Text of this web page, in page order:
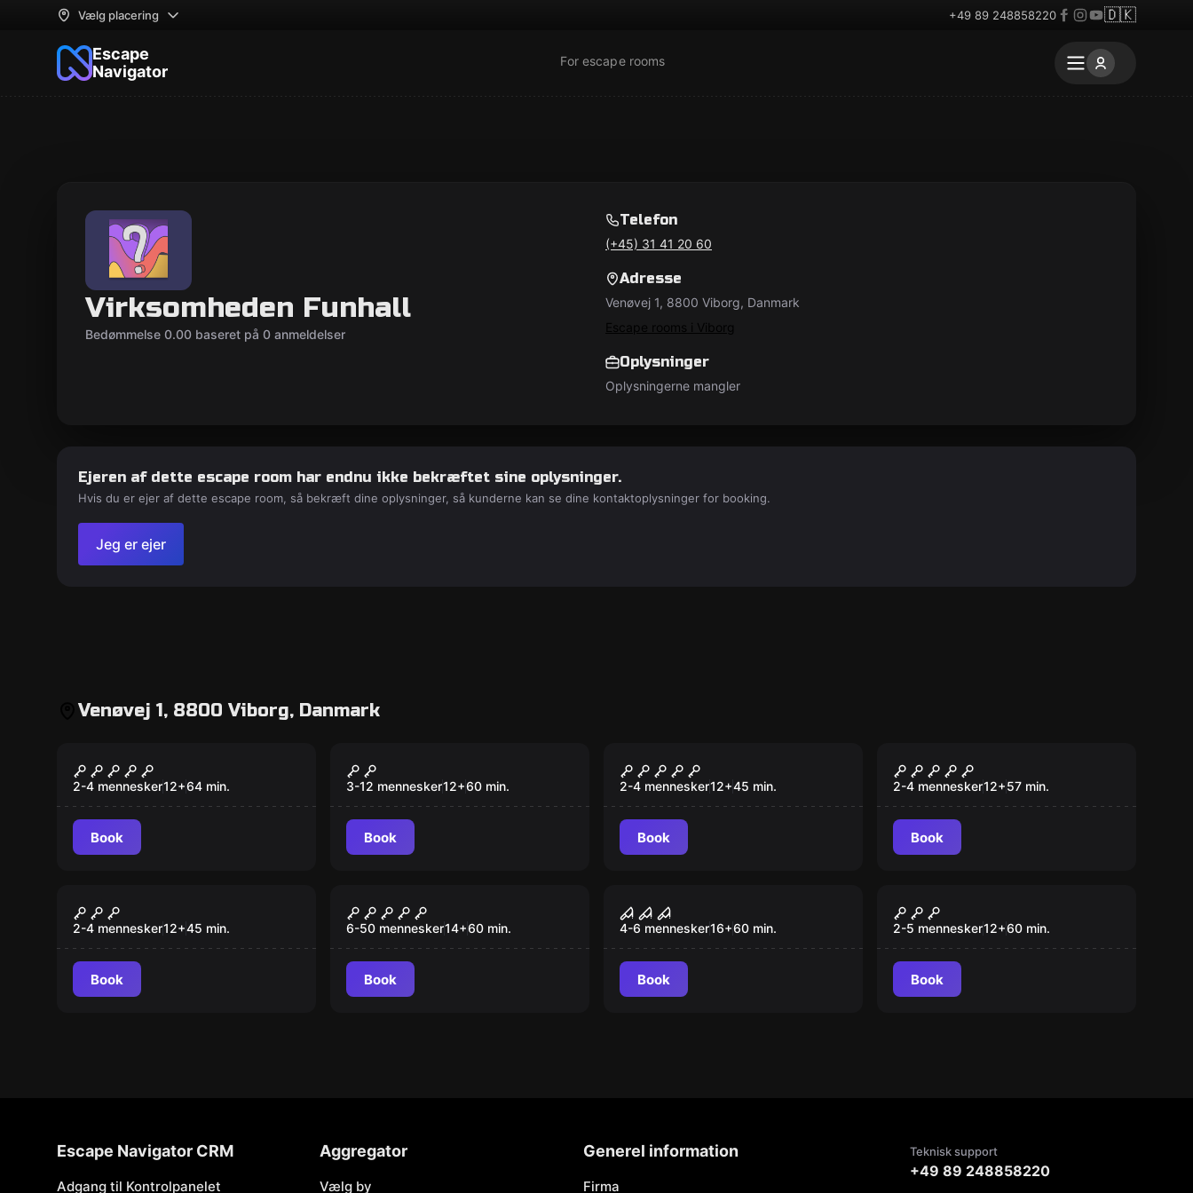
Vælg placering +49 89 248858220 🇩🇰
Escape
Navigator
For escape rooms
Virksomheden Funhall
Bedømmelse 0.00 baseret på 0 anmeldelser
Telefon
(+45) 31 41 20 60
Adresse
Venøvej 1, 8800 Viborg, Danmark
Escape rooms i Viborg
Oplysninger
Oplysningerne mangler
Ejeren af dette escape room har endnu ikke bekræftet sine oplysninger.
Hvis du er ejer af dette escape room, så bekræft dine oplysninger, så kunderne kan se dine kontaktoplysninger for booking.
Jeg er ejer
Venøvej 1, 8800 Viborg, Danmark
Prince of Persia – The
Dagger Of Time VR
2-4 mennesker12+64 min.
Book
Juvel Tyveriet
3-12 mennesker12+60 min.
Book
Huxley's Historie VR
2-4 mennesker12+45 min.
Book
Beyond Medusa's Gate
VR
2-4 mennesker12+57 min.
Book
Escape The Lost
Pyramid VR
2-4 mennesker12+45 min.
Book
Escape challenge
6-50 mennesker14+60 min.
Book
Your Worst Nightmare
4-6 mennesker16+60 min.
Book
Ny
Juvelkuppet
2-5 mennesker12+60 min.
Book
Escape Navigator CRM
Adgang til Kontrolpanelet
Aggregator
Vælg by
Generel information
Firma
Teknisk support
+49 89 248858220